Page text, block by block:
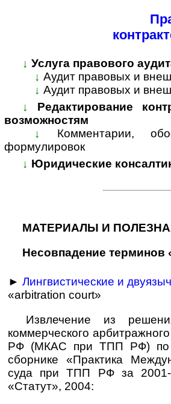
↓ Услуга правового
↓ Аудит правовых и
↓ Аудит правовых и
↓
Редактирование
возможностям
↓
Комментарии,
формулировок
↓ Юридические
МАТЕРИАЛЫ И
Несовпадение
► Лингвистические и
«arbitration court»
Извлечение из
коммерческого
РФ (МКАС при ТПП РФ) по
сборнике «Практика
суда при ТПП РФ за 2001-
«Статут», 2004: